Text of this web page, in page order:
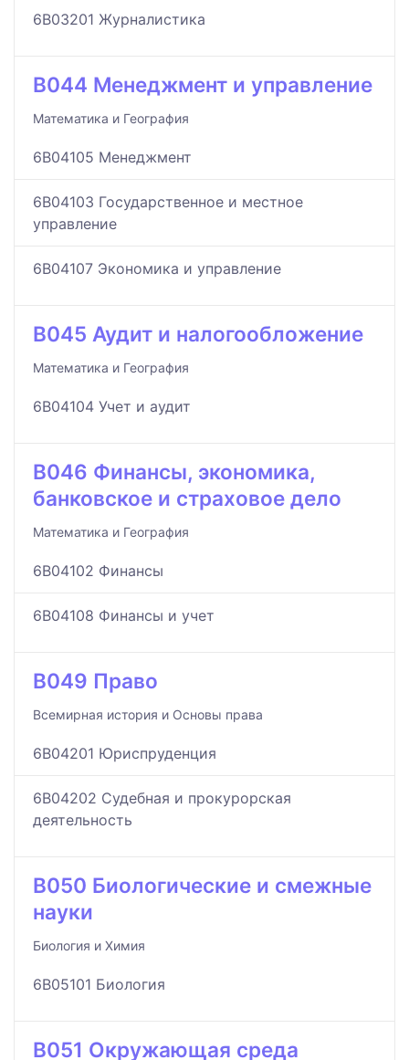
6B03201 Журналистика
B044 Менеджмент и управление
Математика и География
6B04105 Менеджмент
6B04103 Государственное и местное
управление
6B04107 Экономика и управление
B045 Аудит и налогообложение
Математика и География
6B04104 Учет и аудит
B046 Финансы, экономика,
банковское и страховое дело
Математика и География
6B04102 Финансы
6B04108 Финансы и учет
B049 Право
Всемирная история и Основы права
6B04201 Юриспруденция
6B04202 Судебная и прокурорская
деятельность
B050 Биологические и смежные
науки
Биология и Химия
6B05101 Биология
B051 Окружающая среда